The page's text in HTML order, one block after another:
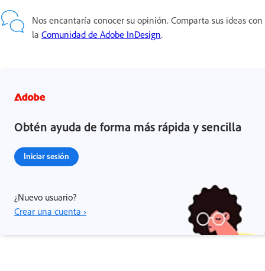
Nos encantaría conocer su opinión. Comparta sus ideas con
la Comunidad de Adobe InDesign.
Obtén ayuda de forma más rápida y sencilla
Iniciar sesión
¿Nuevo usuario?
Crear una cuenta ›